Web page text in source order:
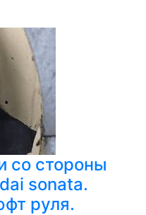
со стороны
sonata.
руля.